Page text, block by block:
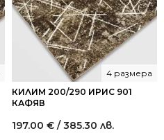
КИЛИМ 200/290 ИРИС 901
КАФЯВ
4 размера
197.00 € / 385.30 лв.